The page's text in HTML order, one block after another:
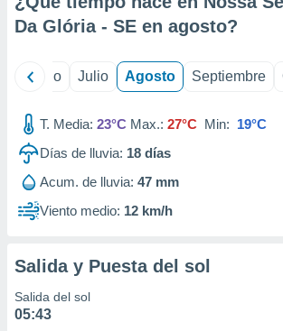
e
publicidad
publicidad
de
Da Glória - SE en agosto?
Junio Julio Agosto Septiembre
T. Media: 23°C Max.: 27°C Min: 19°C
Días de lluvia: 18 días
Acum. de lluvia: 47 mm
Viento medio: 12 km/h
Salida y Puesta del sol
Salida del sol
05:43